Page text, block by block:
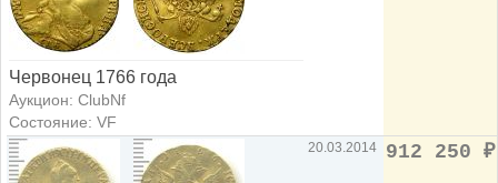
Червонец 1766 года
Аукцион: ClubNf
Состояние: VF
20.03.2014 912 250 ₽